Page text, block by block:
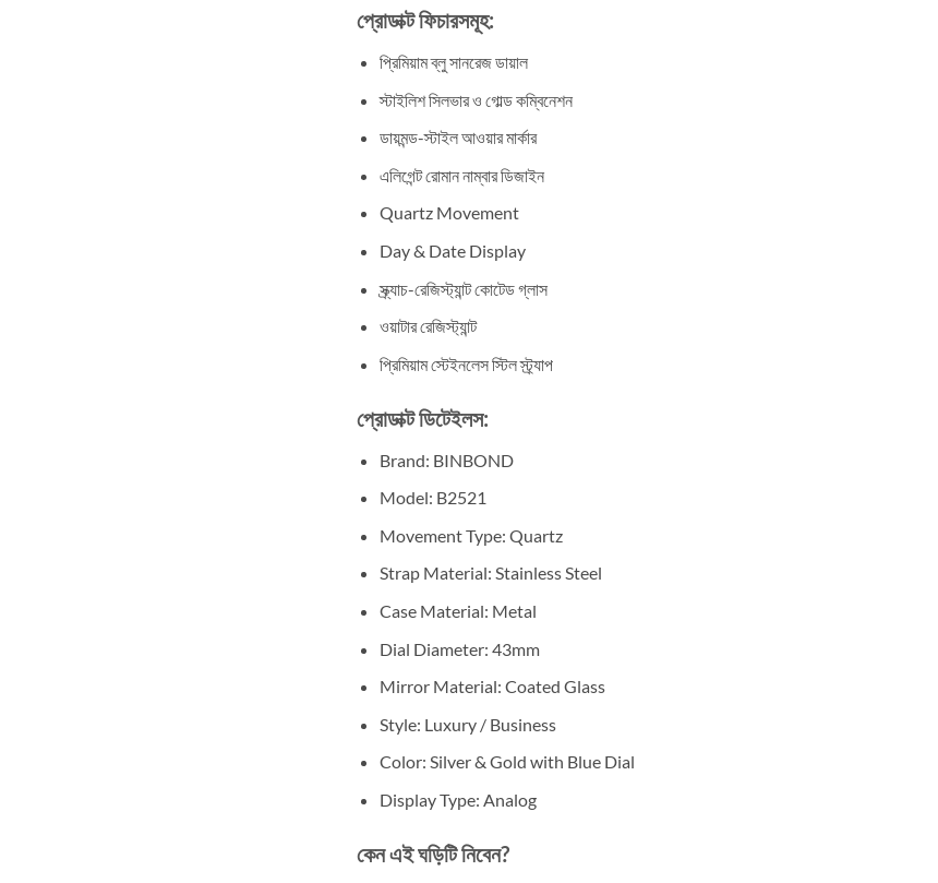
প্রোডাক্ট ফিচারসমূহ:
প্রিমিয়াম ব্লু সানরেজ ডায়াল
স্টাইলিশ সিলভার ও গোল্ড কম্বিনেশন
ডায়মন্ড-স্টাইল আওয়ার মার্কার
এলিগেন্ট রোমান নাম্বার ডিজাইন
Quartz Movement
Day & Date Display
স্ক্র্যাচ-রেজিস্ট্যান্ট কোটেড গ্লাস
ওয়াটার রেজিস্ট্যান্ট
প্রিমিয়াম স্টেইনলেস স্টিল স্ট্র্যাপ
প্রোডাক্ট ডিটেইলস:
Brand: BINBOND
Model: B2521
Movement Type: Quartz
Strap Material: Stainless Steel
Case Material: Metal
Dial Diameter: 43mm
Mirror Material: Coated Glass
Style: Luxury / Business
Color: Silver & Gold with Blue Dial
Display Type: Analog
কেন এই ঘড়িটি নিবেন?